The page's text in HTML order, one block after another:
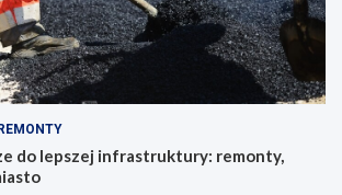
REMONTY
do lepszej infrastruktury: remonty,